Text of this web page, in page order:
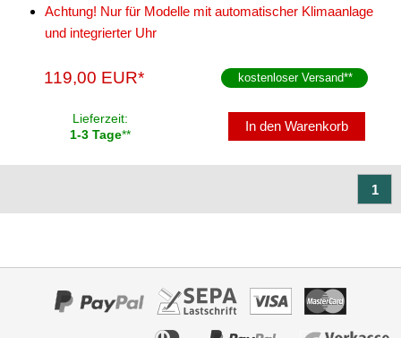
Lautsprecheradapter
Lautsprecherringe
Lenkradadapter
Radioadapter
Achtung! Nur für Modelle mit automatischer Klimaanlage
und integrierter Uhr
119,00 EUR* kostenloser Versand**
Lieferzeit:
1-3 Tage**
In den Warenkorb
1